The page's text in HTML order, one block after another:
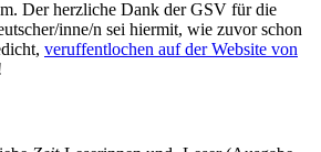
Der herzliche Dank der GSV für die
inne/n sei hiermit, wie zuvor schon
veruffentlochen auf der Website von